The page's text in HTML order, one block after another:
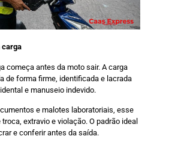
carga
começa antes da moto sair. A carga
de forma firme, identificada e lacrada
e manuseio indevido.
e malotes laboratoriais, esse
extravio e violação. O padrão ideal
e conferir antes da saída.